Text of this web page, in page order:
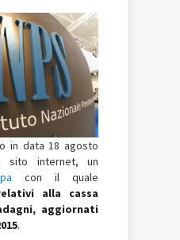
in data 18 agosto
sito internet, un
con il quale
alla cassa
aggiornati
.